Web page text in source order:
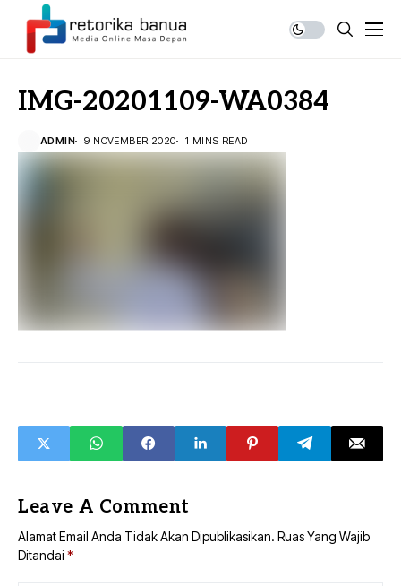
IMG-20201109-WA0384
ADMIN 9 NOVEMBER 2020 1 MINS READ
Leave A Comment
Alamat Email Anda Tidak Akan Dipublikasikan. Ruas Yang Wajib
Ditandai *